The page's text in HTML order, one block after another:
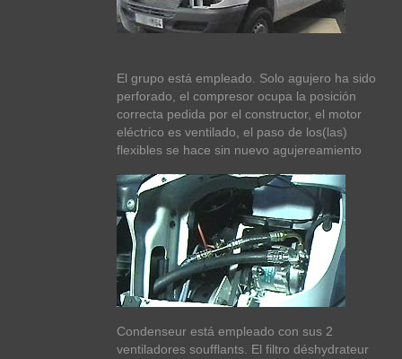
El grupo está empleado. Solo agujero ha sido
perforado, el compresor ocupa la posición
correcta pedida por el constructor, el motor
eléctrico es ventilado, el paso de los(las)
flexibles se hace sin nuevo agujereamiento
Condenseur está empleado con sus 2
ventiladores soufflants. El filtro déshydrateur